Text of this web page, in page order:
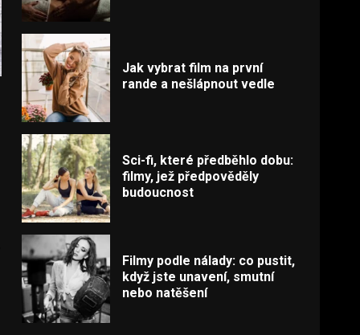
Jak vybrat film na první
rande a nešlápnout vedle
Sci-fi, které předběhlo dobu:
filmy, jež předpověděly
budoucnost
Filmy podle nálady: co pustit,
když jste unavení, smutní
nebo natěšení